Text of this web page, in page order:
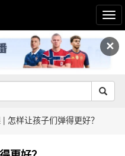
✕
怎样让孩子们弹得更好？